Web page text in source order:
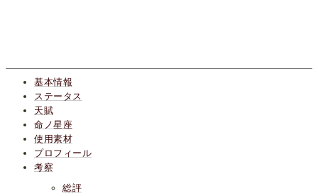
基本情報
ステータス
天賦
命ノ星座
使用素材
プロフィール
考察
総評